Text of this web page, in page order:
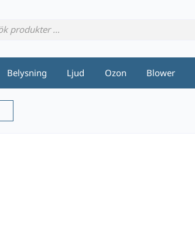
Belysning Ljud Ozon Blower